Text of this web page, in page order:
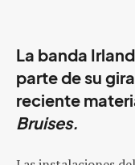
La banda
parte de su
reciente
Bruises.